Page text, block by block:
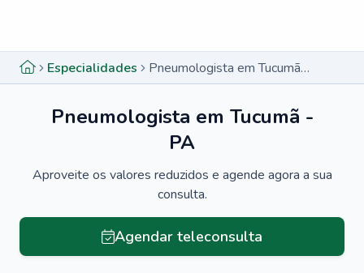
Especialidades Pneumologista em Tucumã - PA
Pneumologista em Tucumã -
PA
Aproveite os valores reduzidos e agende agora a sua
consulta.
Agendar teleconsulta